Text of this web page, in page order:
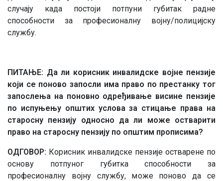
случају када постоји потпуни губитак радне
способности за професионалну војну/полицијску
службу.
ПИТАЊЕ: Да ли корисник инвалидске војне пензије
који се поново запосли има право по престанку тог
запослења на поновно одређивање висине пензије
по испуњењу општих услова за стицање права на
старосну пензију односно да ли може остварити
право на старосну пензију по општим прописима?
ОДГОВОР: Корисник инвалидске пензије остварене по
основу потпуног губитка способности за
професионалну војну службу, може поново да се